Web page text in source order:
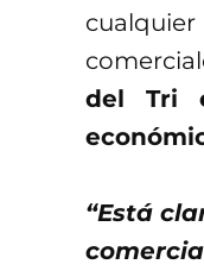
del Tri
“Está